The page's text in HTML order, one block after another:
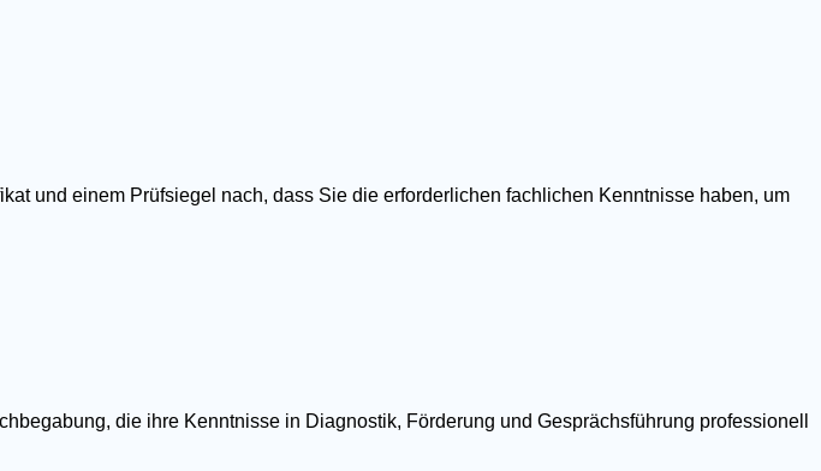
und einem Prüfsiegel nach, dass Sie die erforderlichen fachlichen Kenntnisse haben, um
die ihre Kenntnisse in Diagnostik, Förderung und Gesprächsführung professionell